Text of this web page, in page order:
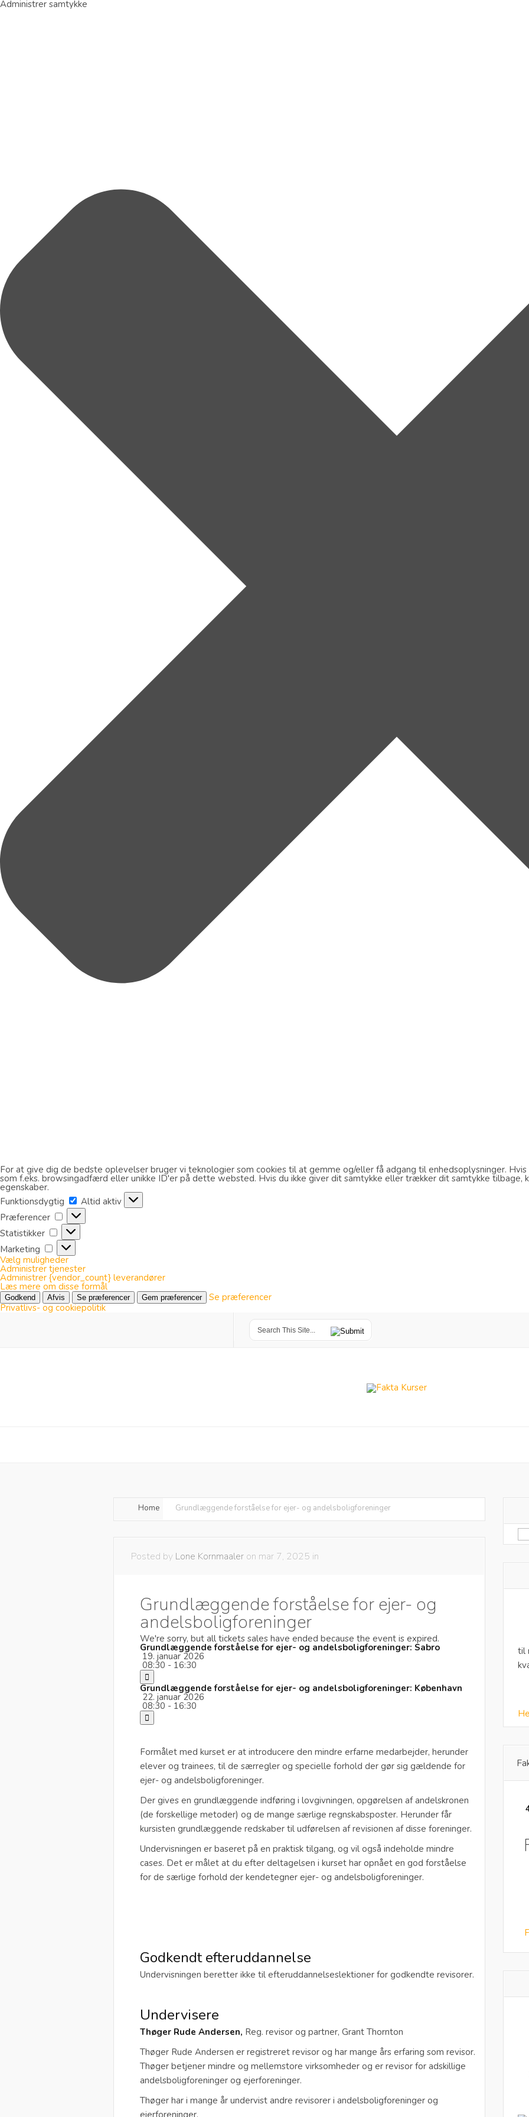
Administrer samtykke
For at give dig de bedste oplevelser bruger vi teknologier som cookies til at gemme og/eller få adgang til enhedsoplysninger.
som f.eks. browsingadfærd eller unikke ID'er på dette websted. Hvis du ikke giver dit samtykke eller trækker dit samtykke tilbage,
egenskaber.
Funktionsdygtig
Funktionsdygtig
Altid aktiv
Præferencer
Præferencer
Statistikker
Statistikker
Marketing
Marketing
Vælg muligheder
Administrer tjenester
Administrer {vendor_count} leverandører
Læs mere om disse formål
Godkend Afvis Se præferencer Gem præferencer
Se præferencer
Privatlivs- og cookiepolitik
Home Grundlæggende forståelse for ejer- og andelsboligforeninger
Posted by Lone Kornmaaler on mar 7, 2025 in
Grundlæggende forståelse for ejer- og
andelsboligforeninger
We're sorry, but all tickets sales have ended because the event is expired.
Grundlæggende forståelse for ejer- og andelsboligforeninger: Sabro
19. januar 2026
08:30 - 16:30
Grundlæggende forståelse for ejer- og andelsboligforeninger: København
22. januar 2026
08:30 - 16:30
Formålet med kurset er at introducere den mindre erfarne medarbejder, herunder
elever og trainees, til de særregler og specielle forhold der gør sig gældende for
ejer- og andelsboligforeninger.
Der gives en grundlæggende indføring i lovgivningen, opgørelsen af andelskronen
(de forskellige metoder) og de mange særlige regnskabsposter. Herunder får
kursisten grundlæggende redskaber til udførelsen af revisionen af disse foreninger.
Undervisningen er baseret på en praktisk tilgang, og vil også indeholde mindre
cases. Det er målet at du efter deltagelsen i kurset har opnået en god forståelse
for de særlige forhold der kendetegner ejer- og andelsboligforeninger.
Godkendt efteruddannelse
Undervisningen beretter ikke til efteruddannelseslektioner for godkendte revisorer.
Undervisere
Thøger Rude Andersen, Reg. revisor og partner, Grant Thornton
Thøger Rude Andersen er registreret revisor og har mange års erfaring som revisor.
Thøger betjener mindre og mellemstore virksomheder og er revisor for adskillige
andelsboligforeninger og ejerforeninger.
Thøger har i mange år undervist andre revisorer i andelsboligforeninger og
ejerforeninger.
til